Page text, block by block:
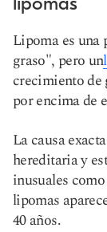
Lipoma es una
graso", pero un
crecimiento de
por encima de
La causa
hereditaria y
inusuales
lipomas
40 años.